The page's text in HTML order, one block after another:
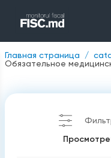
Главная страница
Обязательное